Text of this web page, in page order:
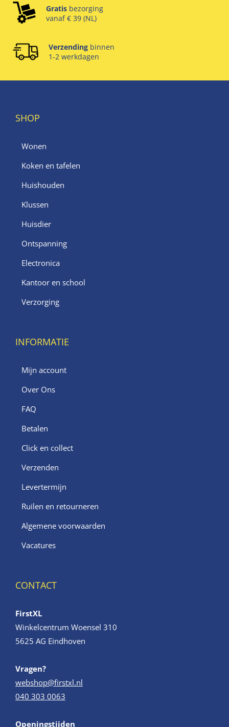
Gratis bezorging
vanaf € 39 (NL)
Verzending binnen
1-2 werkdagen
SHOP
Wonen
Koken en tafelen
Huishouden
Klussen
Huisdier
Ontspanning
Electronica
Kantoor en school
Verzorging
INFORMATIE
Mijn account
Over Ons
FAQ
Betalen
Click en collect
Verzenden
Levertermijn
Ruilen en retourneren
Algemene voorwaarden
Vacatures
CONTACT
FirstXL
Winkelcentrum Woensel 310
5625 AG Eindhoven
Vragen?
webshop@firstxl.nl
040 303 0063
Openingstijden